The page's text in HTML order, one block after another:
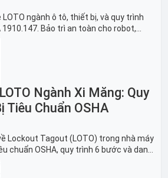
ngành ô tô, thiết bị, và quy trình
1910.147. Bảo trì an toàn cho robot,
dây chuyền lắp ráp xe hơi.
Ngành Xi Măng: Quy
Tiêu Chuẩn OSHA
Lockout Tagout (LOTO) trong nhà máy
chuẩn OSHA, quy trình 6 bước và danh
yếu. Giải pháp bảo trì lò nung, máy